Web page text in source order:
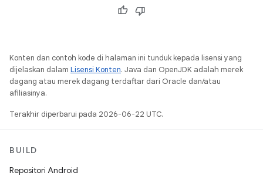
Konten dan contoh kode di halaman ini tunduk kepada lisensi yang
dijelaskan dalam Lisensi Konten. Java dan OpenJDK adalah merek
dagang atau merek dagang terdaftar dari Oracle dan/atau
afiliasinya.
Terakhir diperbarui pada 2026-06-22 UTC.
BUILD
Repositori Android